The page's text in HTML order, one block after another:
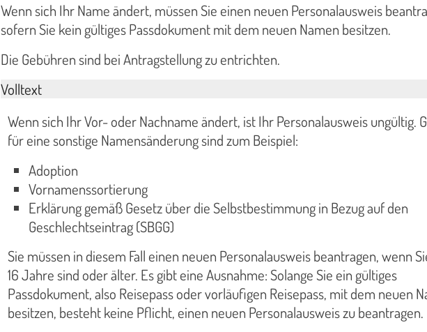
Wenn sich Ihr Name ändert, müssen Sie einen neuen Personalausweis
sofern Sie kein gültiges Passdokument mit dem neuen Namen besitzen.
Die Gebühren sind bei Antragstellung zu entrichten.
Volltext
Wenn sich Ihr Vor- oder Nachname ändert, ist Ihr Personalausweis ungültig.
für eine sonstige Namensänderung sind zum Beispiel:
Adoption
Vornamenssortierung
Erklärung gemäß Gesetz über die Selbstbestimmung in Bezug auf den
Geschlechtseintrag (SBGG)
Sie müssen in diesem Fall einen neuen Personalausweis beantragen, wenn
16 Jahre sind oder älter. Es gibt eine Ausnahme: Solange Sie ein gültiges
Passdokument, also Reisepass oder vorläufigen Reisepass, mit dem neuen
besitzen, besteht keine Pflicht, einen neuen Personalausweis zu beantragen.